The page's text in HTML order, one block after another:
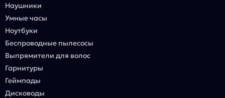
Наушники
Умные часы
Ноутбуки
Беспроводные пылесосы
Выпрямители для волос
Гарнитуры
Геймпады
Дисководы